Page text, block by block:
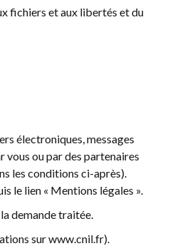
fichiers et aux libertés et du
électroniques, messages
ou par des partenaires
les conditions ci-après).
le lien « Mentions légales ».
demande traitée.
sur www.cnil.fr).